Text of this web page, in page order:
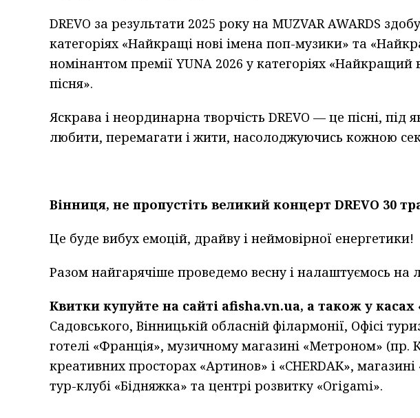
DREVO за результати 2025 року на MUZVAR AWARDS
категоріях «Найкращі нові імена поп-музики» та
номінантом премії YUNA 2026 у категоріях
пісня».
Яскрава і неординарна творчість DREVO — це пісні, під
любити, перемагати і жити, насолоджуючись кожною
Вінниця, не пропустіть великий концерт DREVO 30
Це буде вибух емоцій, драйву і неймовірної енергетики!
Разом найгарячіше проведемо весну і налаштуємось на
Квитки купуйте на сайті afisha.vn.ua, а також у
Садовського, Вінницькій обласній філармонії, Офісі
готелі «Франція», музичному магазині «Метроном» (пр.
креативних просторах «Артинов» і «CHERDAK»,
тур-клубі «Бідняжка» та центрі розвитку «Origami».